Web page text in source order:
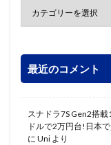
最近のコメント
スナドラ7S Gen2搭
ドルで2万円台!日本
に Uni より